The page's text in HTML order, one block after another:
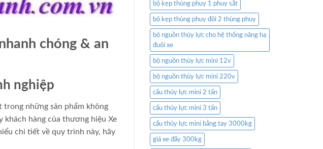
chóng & an
nghiệp
trong những sản phẩm không
khách hàng của thương hiệu Xe
chi tiết về quy trình này, hãy
bộ kẹp thùng phuy 1 phuy sắt
bộ kẹp thùng phuy đôi 2 thùng phuy
bộ nguồn thủy lực cho hệ thống nâng hạ
đuôi xe
bộ nguồn thủy lực mini 12v
bộ nguồn thủy lực mini 220v
cẩu thủy lực mini 2 tấn
cẩu thủy lực mini 3 tấn
cẩu thủy lực mini bằng tay 3000kg
giá xe đẩy 300kg